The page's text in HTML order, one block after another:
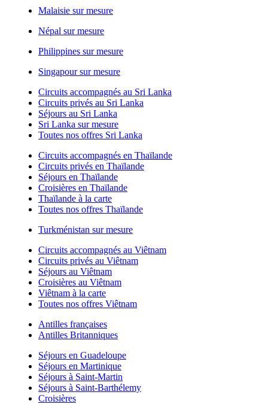
Malaisie sur mesure
Népal sur mesure
Philippines sur mesure
Singapour sur mesure
Circuits accompagnés au Sri Lanka
Circuits privés au Sri Lanka
Séjours au Sri Lanka
Sri Lanka sur mesure
Toutes nos offres Sri Lanka
Circuits accompagnés en Thaïlande
Circuits privés en Thaïlande
Séjours en Thaïlande
Croisières en Thaïlande
Thaïlande à la carte
Toutes nos offres Thaïlande
Turkménistan sur mesure
Circuits accompagnés au Viêtnam
Circuits privés au Viêtnam
Séjours au Viêtnam
Croisières au Viêtnam
Viêtnam à la carte
Toutes nos offres Viêtnam
Antilles françaises
Antilles Britanniques
Séjours en Guadeloupe
Séjours en Martinique
Séjours à Saint-Martin
Séjours à Saint-Barthélemy
Croisières